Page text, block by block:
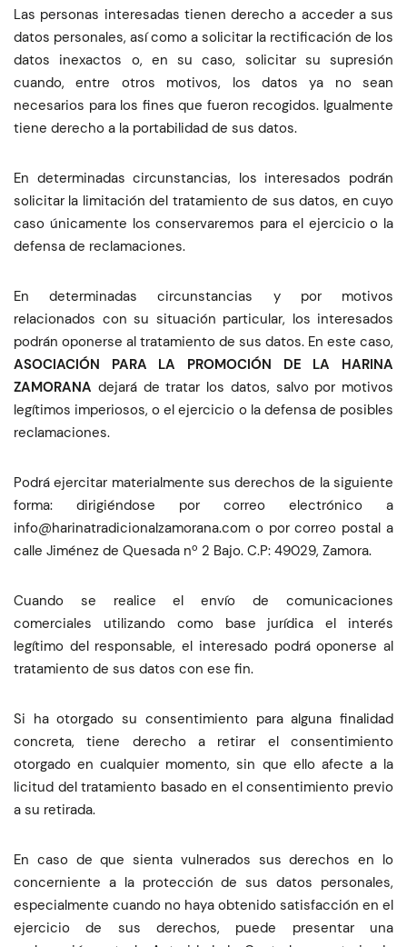
Las personas interesadas tienen derecho a acceder a sus
datos personales, así como a solicitar la rectificación de los
datos inexactos o, en su caso, solicitar su supresión
cuando, entre otros motivos, los datos ya no sean
necesarios para los fines que fueron recogidos. Igualmente
tiene derecho a la portabilidad de sus datos.
En determinadas circunstancias, los interesados podrán
solicitar la limitación del tratamiento de sus datos, en cuyo
caso únicamente los conservaremos para el ejercicio o la
defensa de reclamaciones.
En determinadas circunstancias y por motivos
relacionados con su situación particular, los interesados
podrán oponerse al tratamiento de sus datos. En este caso,
ASOCIACIÓN PARA LA PROMOCIÓN DE LA HARINA
ZAMORANA dejará de tratar los datos, salvo por motivos
legítimos imperiosos, o el ejercicio o la defensa de posibles
reclamaciones.
Podrá ejercitar materialmente sus derechos de la siguiente
forma: dirigiéndose por correo electrónico a
moc.anaromazlanoicidartanirah@ofni o por correo postal a
calle Jiménez de Quesada nº 2 Bajo. C.P: 49029, Zamora.
Cuando se realice el envío de comunicaciones
comerciales utilizando como base jurídica el interés
legítimo del responsable, el interesado podrá oponerse al
tratamiento de sus datos con ese fin.
Si ha otorgado su consentimiento para alguna finalidad
concreta, tiene derecho a retirar el consentimiento
otorgado en cualquier momento, sin que ello afecte a la
licitud del tratamiento basado en el consentimiento previo
a su retirada.
En caso de que sienta vulnerados sus derechos en lo
concerniente a la protección de sus datos personales,
especialmente cuando no haya obtenido satisfacción en el
ejercicio de sus derechos, puede presentar una